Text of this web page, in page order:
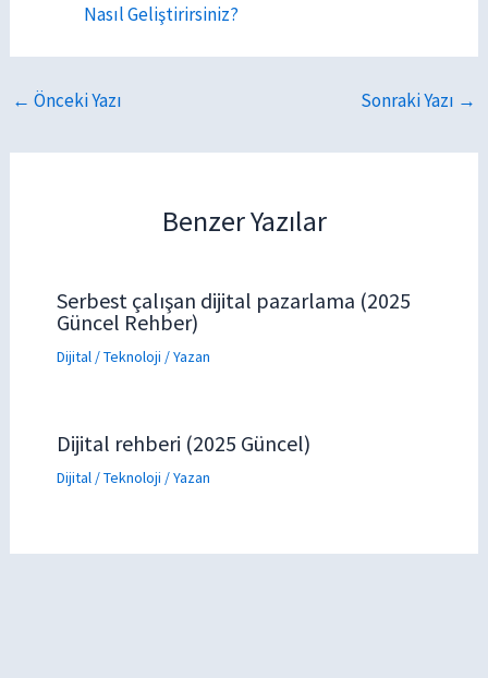
Nasıl Geliştirirsiniz?
← Önceki Yazı Sonraki Yazı →
Benzer Yazılar
Serbest çalışan dijital pazarlama (2025
Güncel Rehber)
Dijital / Teknoloji / Yazan
Dijital rehberi (2025 Güncel)
Dijital / Teknoloji / Yazan